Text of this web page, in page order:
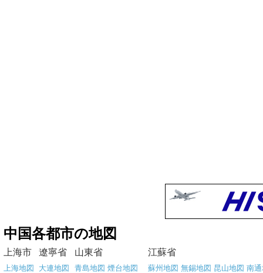
中国各都市の地図
上海市 遼寧省 山東省 江蘇省
上海地図 大連地図 青島地図 煙台地図 蘇州地図 無錫地図 昆山地図 南